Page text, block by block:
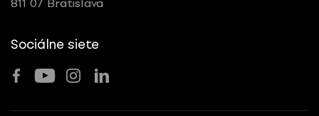
Sociálne siete